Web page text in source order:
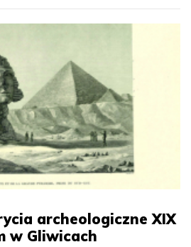
archeologiczne XIX
w Gliwicach